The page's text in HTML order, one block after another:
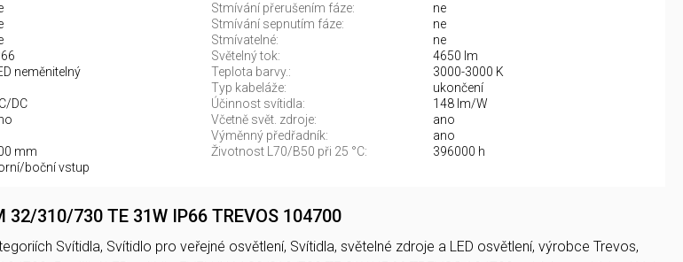
Stmívání přerušením fáze:
ne
Stmívání sepnutím fáze:
ne
Stmívatelné:
ne
Světelný tok:
4650 lm
neměnitelný Teplota barvy.:
3000-3000 K
Typ kabeláže:
ukončení
DC Účinnost svítidla:
148 lm/W
Včetně svět. zdroje:
ano
Výměnný předřadník:
ano
mm Životnost L70/B50 při 25 °C:
396000 h
boční vstup
32/310/730 TE 31W IP66 TREVOS 104700
Svítidla, Svítidlo pro veřejné osvětlení, Svítidla, světelné zdroje a LED osvětlení, výrobce Trevos,